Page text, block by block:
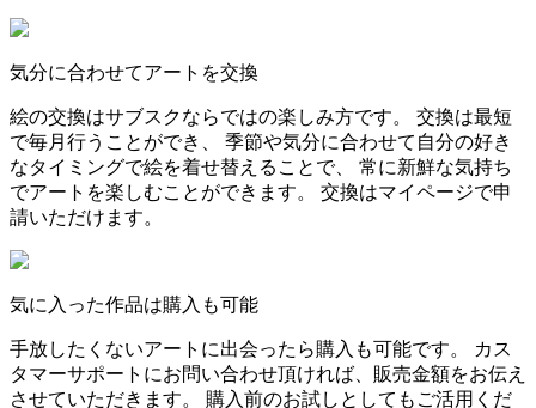
気分に合わせてアートを交換
絵の交換はサブスクならではの楽しみ方です。 交換は最短
で毎月行うことができ、 季節や気分に合わせて自分の好き
なタイミングで絵を着せ替えることで、 常に新鮮な気持ち
でアートを楽しむことができます。 交換はマイページで申
請いただけます。
気に入った作品は購入も可能
手放したくないアートに出会ったら購入も可能です。 カス
タマーサポートにお問い合わせ頂ければ、販売金額をお伝え
させていただきます。 購入前のお試しとしてもご活用くだ